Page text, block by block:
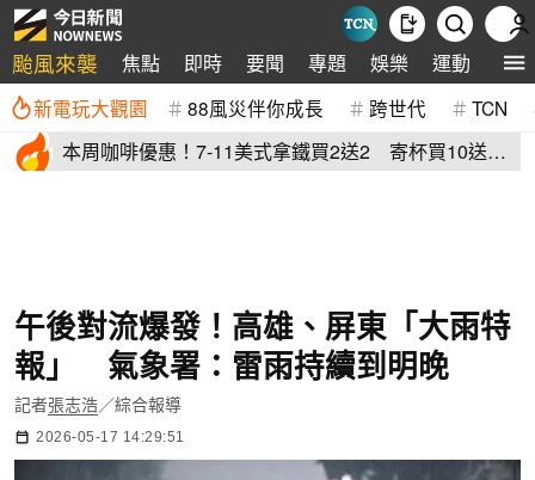
颱風來襲 焦點 即時 要聞 專題 娛樂 運動 全球
新電玩大觀園 88風災伴你成長 跨世代 TCN
本周咖啡優惠！7-11美式拿鐵買2送2 寄杯買10送
午後對流爆發！高雄、屏東「大雨特
報」 氣象署：雷雨持續到明晚
記者張志浩／綜合報導
2026-05-17 14:29:51